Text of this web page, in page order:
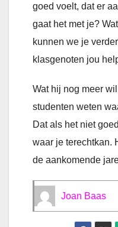
goed voelt, dat er
gaat het met je?
kunnen we je
klasgenoten jou
Wat hij nog meer
studenten weten
Dat als het niet
waar je terechtkan.
de aankomende
Joan Baas